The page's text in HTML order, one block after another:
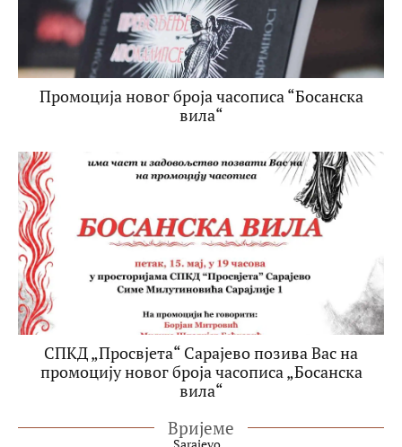
Промоција новог броја часописа “Босанска
вила“
СПКД „Просвјета“ Сарајево позива Вас на
промоцију новог броја часописа „Босанска
вила“
Вријеме